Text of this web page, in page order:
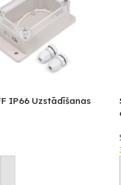
IP66 Uzstādīšanas
Grozam